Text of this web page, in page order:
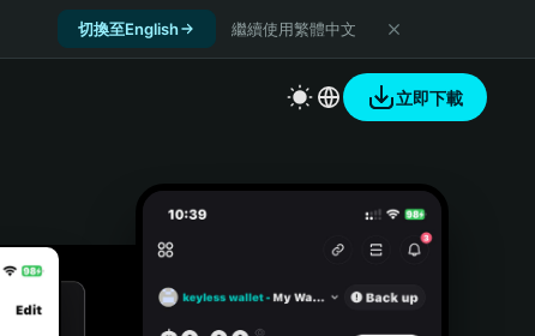
切換至English 繼續使用繁體中文
立即下載